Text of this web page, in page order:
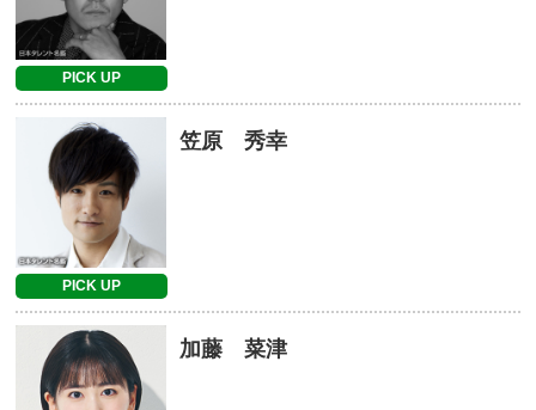
PICK UP
PICK UP
笠原 秀幸
加藤 菜津